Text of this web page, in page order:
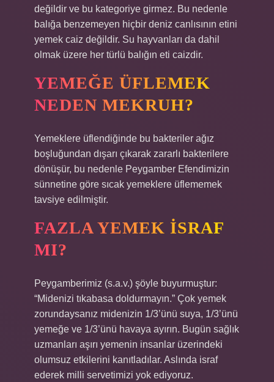
değildir ve bu kategoriye girmez. Bu nedenle
balığa benzemeyen hiçbir deniz canlısının etini
yemek caiz değildir. Su hayvanları da dahil
olmak üzere her türlü balığın eti caizdir.
YEMEĞE ÜFLEMEK
NEDEN MEKRUH?
Yemeklere üflendiğinde bu bakteriler ağız
boşluğundan dışarı çıkarak zararlı bakterilere
dönüşür, bu nedenle Peygamber Efendimizin
sünnetine göre sıcak yemeklere üflememek
tavsiye edilmiştir.
FAZLA YEMEK ISRAF
MI?
Peygamberimiz (s.a.v.) şöyle buyurmuştur:
“Midenizi tıkabasa doldurmayın.” Çok yemek
zorundaysanız midenizin 1/3’ünü suya, 1/3’ünü
yemeğe ve 1/3’ünü havaya ayırın. Bugün sağlık
uzmanları aşırı yemenin insanlar üzerindeki
olumsuz etkilerini kanıtladılar. Aslında israf
ederek milli servetimizi yok ediyoruz.